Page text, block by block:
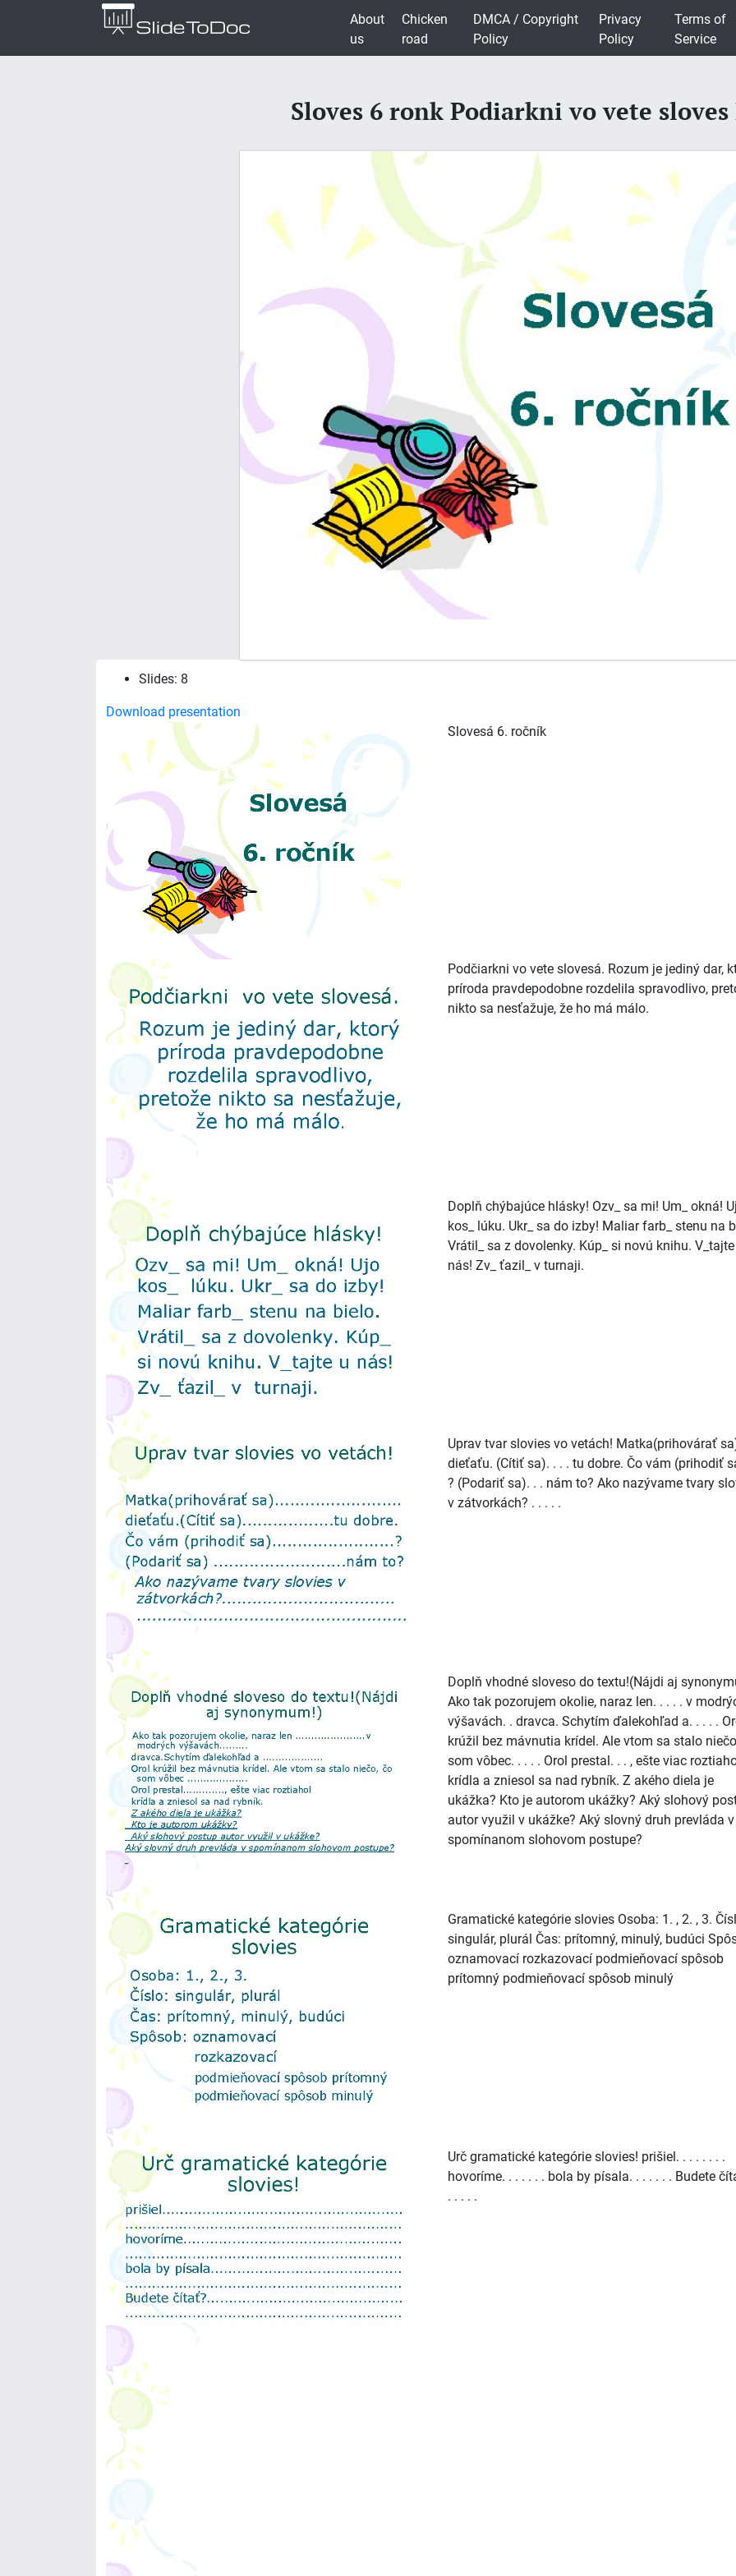
About
us
Chicken
road
DMCA / Copyright
Policy
Privacy
Policy
Terms of
Service
Sloves 6 ronk Podiarkni vo vete sloves
Slides: 8
Download presentation
Slovesá 6. ročník
Podčiarkni vo vete slovesá. Rozum je jediný dar,
príroda pravdepodobne rozdelila spravodlivo,
nikto sa nesťažuje, že ho má málo.
Doplň chýbajúce hlásky! Ozv_ sa mi! Um_ okná!
kos_ lúku. Ukr_ sa do izby! Maliar farb_ stenu na
Vrátil_ sa z dovolenky. Kúp_ si novú knihu.
nás! Zv_ ťazil_ v turnaji.
Uprav tvar slovies vo vetách! Matka(prihovárať
dieťaťu. (Cítiť sa). . . . tu dobre. Čo vám (prihodiť
? (Podariť sa). . . nám to? Ako nazývame tvary
v zátvorkách? . . . . .
Doplň vhodné sloveso do textu!(Nájdi aj
Ako tak pozorujem okolie, naraz len. . . . . v
výšavách. . dravca. Schytím ďalekohľad a. . . . .
krúžil bez mávnutia krídel. Ale vtom sa stalo
som vôbec. . . . . Orol prestal. . . , ešte viac
krídla a zniesol sa nad rybník. Z akého diela je
ukážka? Kto je autorom ukážky? Aký slohový
autor využil v ukážke? Aký slovný druh prevláda v
spomínanom slohovom postupe?
Gramatické kategórie slovies Osoba: 1. , 2. , 3.
singulár, plurál Čas: prítomný, minulý, budúci
oznamovací rozkazovací podmieňovací spôsob
prítomný podmieňovací spôsob minulý
Urč gramatické kategórie slovies! prišiel. . . . . . . .
hovoríme. . . . . . . bola by písala. . . . . . . Budete
. . . . .